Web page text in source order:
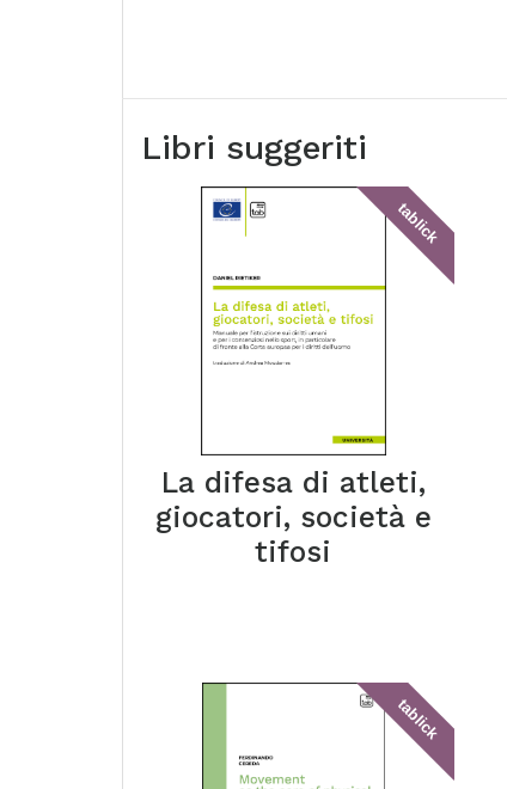
Libri suggeriti
tablick
La difesa di atleti,
giocatori, società e
tifosi
tablick